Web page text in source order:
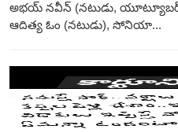
అభయ్ నవీన్ (నటుడు,
ఆదిత్య ఓం (నటుడు), సోనియా...